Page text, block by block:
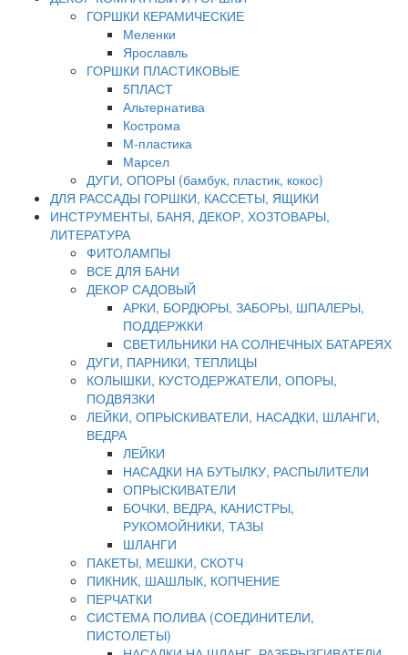
ГОРШКИ КЕРАМИЧЕСКИЕ
Меленки
Ярославль
ГОРШКИ ПЛАСТИКОВЫЕ
5ПЛАСТ
Альтернатива
Кострома
М-пластика
Марсел
ДУГИ, ОПОРЫ (бамбук, пластик, кокос)
ДЛЯ РАССАДЫ ГОРШКИ, КАССЕТЫ, ЯЩИКИ
ИНСТРУМЕНТЫ, БАНЯ, ДЕКОР, ХОЗТОВАРЫ,
ЛИТЕРАТУРА
ФИТОЛАМПЫ
ВСЕ ДЛЯ БАНИ
ДЕКОР САДОВЫЙ
АРКИ, БОРДЮРЫ, ЗАБОРЫ, ШПАЛЕРЫ,
ПОДДЕРЖКИ
СВЕТИЛЬНИКИ НА СОЛНЕЧНЫХ БАТАРЕЯХ
ДУГИ, ПАРНИКИ, ТЕПЛИЦЫ
КОЛЫШКИ, КУСТОДЕРЖАТЕЛИ, ОПОРЫ,
ПОДВЯЗКИ
ЛЕЙКИ, ОПРЫСКИВАТЕЛИ, НАСАДКИ, ШЛАНГИ,
ВЕДРА
ЛЕЙКИ
НАСАДКИ НА БУТЫЛКУ, РАСПЫЛИТЕЛИ
ОПРЫСКИВАТЕЛИ
БОЧКИ, ВЕДРА, КАНИСТРЫ,
РУКОМОЙНИКИ, ТАЗЫ
ШЛАНГИ
ПАКЕТЫ, МЕШКИ, СКОТЧ
ПИКНИК, ШАШЛЫК, КОПЧЕНИЕ
ПЕРЧАТКИ
СИСТЕМА ПОЛИВА (СОЕДИНИТЕЛИ,
ПИСТОЛЕТЫ)